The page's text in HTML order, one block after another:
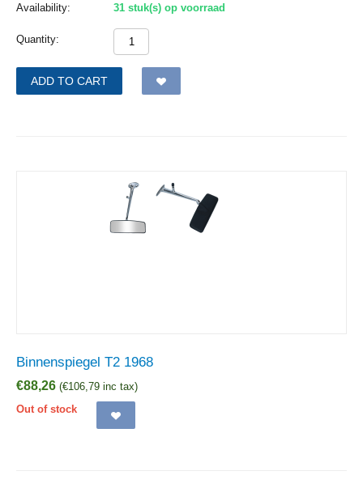
Availability:
31 stuk(s) op voorraad
Quantity:
ADD TO CART
Binnenspiegel T2 1968
€88,26 (€106,79 inc tax)
Out of stock